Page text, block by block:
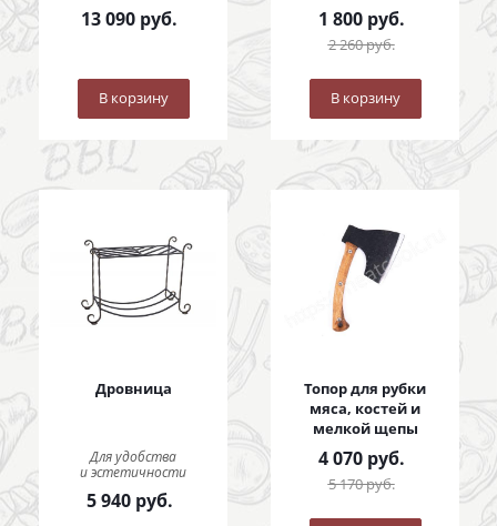
13 090 руб.
В корзину
1 800руб.
2 260руб.
В корзину
Дровница
Для удобства
и эстетичности
5 940руб.
Топор для рубки
мяса, костей и
мелкой щепы
4 070руб.
5 170руб.